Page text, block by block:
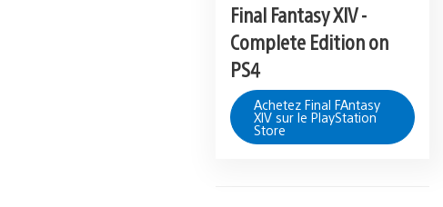
Final Fantasy XIV -
Complete Edition on
PS4
Achetez Final FAntasy
XIV sur le PlayStation
Store